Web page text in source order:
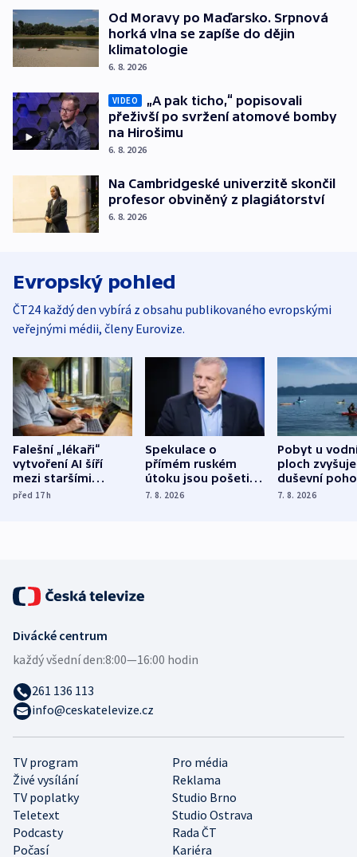
Od Moravy po Maďarsko. Srpnová
horká vlna se zapíše do dějin
klimatologie
6. 8. 2026
VIDEO
„A pak ticho,“ popisovali
přeživší po svržení atomové bomby
na Hirošimu
6. 8. 2026
Na Cambridgeské univerzitě skončil
profesor obviněný z plagiátorství
6. 8. 2026
Evropský pohled
ČT24 každý den vybírá z obsahu publikovaného evropskými
veřejnými médii, členy Eurovize.
Falešní „lékaři“
vytvoření AI šíří
mezi staršími
Poláky nebezpečné
před 17h
Spekulace o
přímém ruském
útoku jsou pošetilé,
míní estonský
7. 8. 2026
Pobyt u
ploch zvyšuje
duševní
ukázala
7. 8. 2026
TV program
Pro média
Živé vysílání
Reklama
TV poplatky
Studio Brno
Teletext
Studio Ostrava
Podcasty
Rada ČT
Počasí
Kariéra
Divácké centrum
každý všední den:8:00—16:00 hodin
261 136 113
info@ceskatelevize.cz